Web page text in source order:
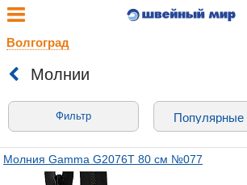
Волгоград
Молнии
Фильтр
Молния Gamma G2076T 80 см №077